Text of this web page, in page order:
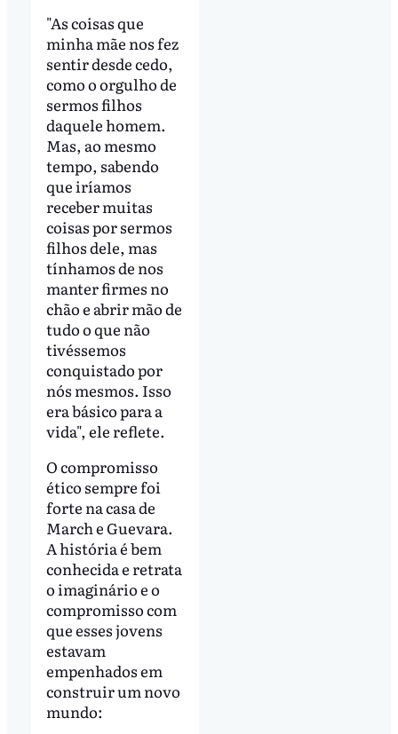
"As coisas que
minha mãe nos fez
sentir desde cedo,
como o orgulho de
sermos filhos
daquele homem.
Mas, ao mesmo
tempo, sabendo
que iríamos
receber muitas
coisas por sermos
filhos dele, mas
tínhamos de nos
manter firmes no
chão e abrir mão de
tudo o que não
tivéssemos
conquistado por
nós mesmos. Isso
era básico para a
vida", ele reflete.
O compromisso
ético sempre foi
forte na casa de
March e Guevara.
A história é bem
conhecida e retrata
o imaginário e o
compromisso com
que esses jovens
estavam
empenhados em
construir um novo
mundo: